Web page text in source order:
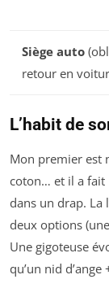
Siège auto
retour en
L’habit de
Mon premier est
coton… et il a fait
dans un drap. La
deux options
Une gigoteuse
qu’un nid